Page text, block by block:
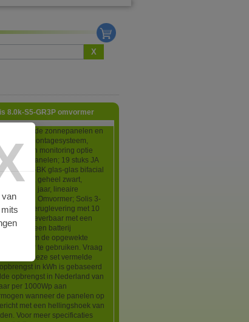
X
van
8.0k-S5-GR3P omvormer
alleen uit de zonnepanelen en
zonder montagesysteem,
en monitoring optie
Zonnepanelen; 19 stuks JA
445N-LB-BK glas-glas bifacial
geheel zwart,
25 jaar, lineaire
30 jaar. Omvormer; Solis 3-
voor teruglevering met 10
Ook leverbaar met een
waarop een batterij
worden om de opgewekte
en later te gebruiken. Vraag
De bij deze set vermelde
in kWh is gebaseerd
opbrengst in Nederland van
per 1000Wp aan
wanneer de panelen op
met een hellingshoek van
Voor meer specificaties